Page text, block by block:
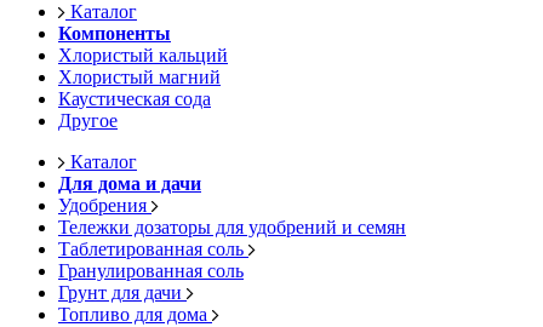
Каталог
Компоненты
Хлористый кальций
Хлористый магний
Каустическая сода
Другое
Каталог
Для дома и дачи
Удобрения
Тележки дозаторы для удобрений и семян
Таблетированная соль
Гранулированная соль
Грунт для дачи
Топливо для дома